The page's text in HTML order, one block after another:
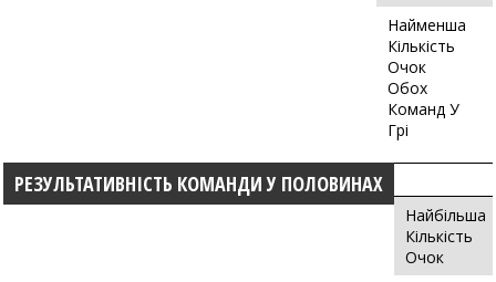
Найменша
Кількість
Очок
Обох
Команд У
Грі
РЕЗУЛЬТАТИВНІСТЬ КОМАНДИ У ПОЛОВИНАХ
Найбільша
Кількість
Очок